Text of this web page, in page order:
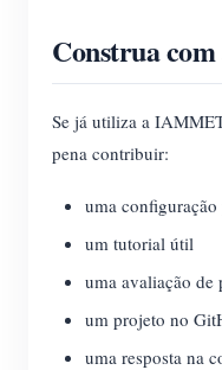
Construa
Se já utiliza a
pena contribuir:
uma
um tutorial útil
uma avaliação de
um projeto no
uma resposta na